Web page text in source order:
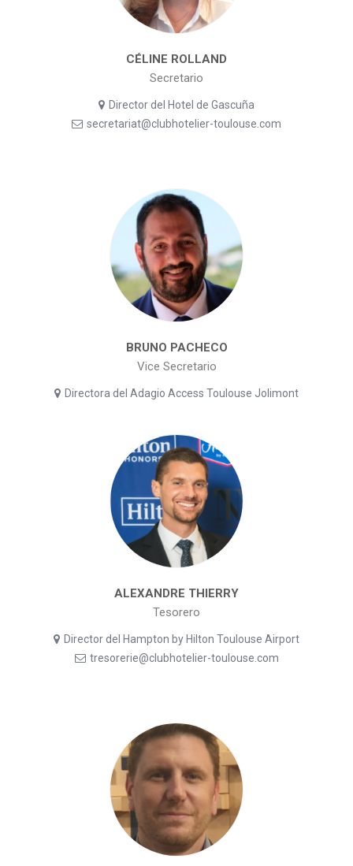
CÉLINE ROLLAND
Secretario
Director del Hotel de Gascuña
secretariat@clubhotelier-toulouse.com
BRUNO PACHECO
Vice Secretario
Directora del Adagio Access Toulouse Jolimont
ALEXANDRE THIERRY
Tesorero
Director del Hampton by Hilton Toulouse Airport
tresorerie@clubhotelier-toulouse.com